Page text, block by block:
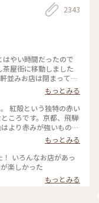
2343
はやい時間だったので
屋街に移動しました
並みお店は閉まってる
も油取り紙も買えな
買い物ができない代わ
街並みを 観光客少な
す👍 賑やかなひがし
くとして 昔の風情を
🚶🚶‍♀️ （2024.8.11） #
散歩 #
もっとみる
ころです。京都、飛騨
より赤みが強いものだ
格子を見かけました。
石畳の上をのんびり
もっとみる
いろんなお店があっ
楽しかった
もっとみる